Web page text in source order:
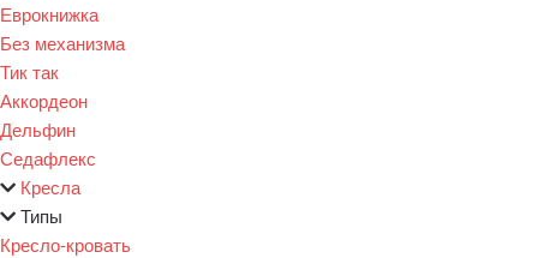
Еврокнижка
Без механизма
Тик так
Аккордеон
Дельфин
Седафлекс
Кресла
Типы
Кресло-кровать